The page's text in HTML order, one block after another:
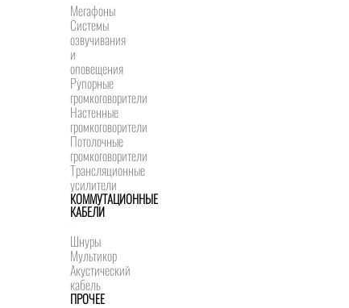
Мегафоны
Системы
озвучивания
и
оповещения
Рупорные
громкоговорители
Настенные
громкоговорители
Потолочные
громкоговорители
Трансляционные
усилители
КОММУТАЦИОННЫЕ
КАБЕЛИ
Шнуры
Мультикор
Акустический
кабель
ПРОЧЕЕ